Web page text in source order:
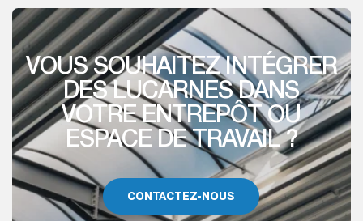
VOUS SOUHAITEZ INTÉGRER
DES LUCARNES DANS
VOTRE ENTREPÔT OU
ESPACE DE TRAVAIL ?
CONTACTEZ-NOUS